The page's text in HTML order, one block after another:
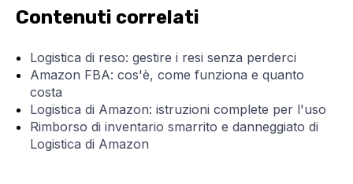
Contenuti correlati
Logistica di reso: gestire i resi senza perderci
Amazon FBA: cos'è, come funziona e quanto
costa
Logistica di Amazon: istruzioni complete per l'uso
Rimborso di inventario smarrito e danneggiato di
Logistica di Amazon